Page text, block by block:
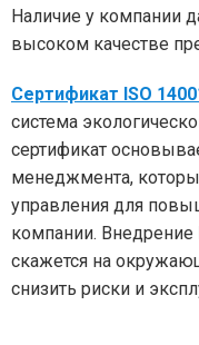
Наличие у компании
высоком качестве
Сертификат ISO
система
сертификат
менеджмента,
управления для
компании. Внедрение
скажется на
снизить риски и